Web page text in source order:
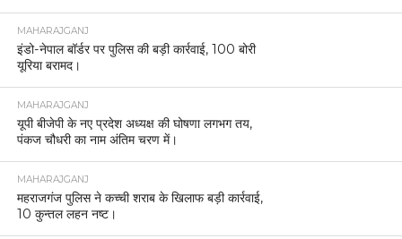
MAHARAJGANJ
इंडो-नेपाल बॉर्डर पर पुलिस की बड़ी कार्रवाई, 100 बोरी
यूरिया बरामद।
MAHARAJGANJ
यूपी बीजेपी के नए प्रदेश अध्यक्ष की घोषणा लगभग तय,
पंकज चौधरी का नाम अंतिम चरण में।
MAHARAJGANJ
महराजगंज पुलिस ने कच्ची शराब के खिलाफ बड़ी कार्रवाई,
10 कुन्तल लहन नष्ट।